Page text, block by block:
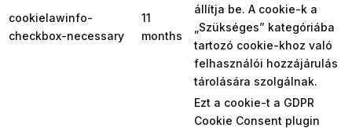
cookielawinfo-
checkbox-necessary
11
months
állítja be. A cookie-k a
„Szükséges” kategóriába
tartozó cookie-khoz való
felhasználói hozzájárulás
tárolására szolgálnak.
Ezt a cookie-t a GDPR
Cookie Consent plugin